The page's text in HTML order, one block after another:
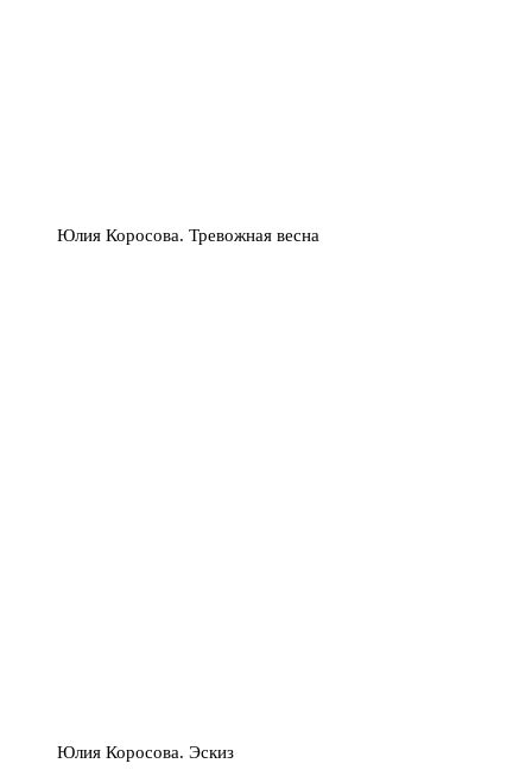
Юлия Коросова. Тревожная весна
Юлия Коросова. Эскиз